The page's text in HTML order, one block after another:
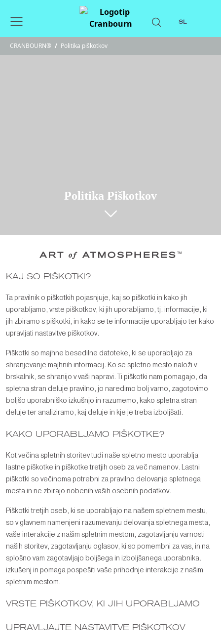
SL
CRANBOURN® / Politika piškotkov
Politika Piškotkov
KAJ SO PIŠKOTKI?
Ta pravilnik o piškotkih pojasnjuje, kaj so piškotki in kako jih
uporabljamo, vrste piškotkov, ki jih uporabljamo, tj. informacije, ki
jih zbiramo s piškotki, in kako se te informacije uporabljajo ter kako
upravljati nastavitve piškotkov.
Piškotki so majhne besedilne datoteke, ki se uporabljajo za
shranjevanje majhnih informacij. Ko se spletno mesto naloži v
brskalnik, se shranijo v vaši napravi. Ti piškotki nam pomagajo, da
spletna stran deluje pravilno, jo naredimo bolj varno, zagotovimo
boljšo uporabniško izkušnjo in razumemo, kako spletna stran
deluje ter analiziramo, kaj deluje in kje je treba izboljšati.
KAKO UPORABLJAMO PIŠKOTKE?
Kot večina spletnih storitev tudi naše spletno mesto uporablja
lastne piškotke in piškotke tretjih oseb za več namenov. Lastni
piškotki so večinoma potrebni za pravilno delovanje spletnega
mesta in ne zbirajo nobenih vaših osebnih podatkov.
Piškotki tretjih oseb, ki se uporabljajo na našem spletnem mestu,
so v glavnem namenjeni razumevanju delovanja spletnega mesta,
vaše interakcije z našim spletnim mestom, zagotavljanju varnosti
naših storitev, zagotavljanju oglasov, ki so pomembni za vas, in na
splošno vam zagotavljajo boljšega in izboljšanega uporabnika.
izkušenj in pomaga pospešiti vaše prihodnje interakcije z našim
spletnim mestom.
VRSTE PIŠKOTKOV, KI JIH UPORABLJAMO
UPRAVLJAJTE NASTAVITVE PIŠKOTKOV